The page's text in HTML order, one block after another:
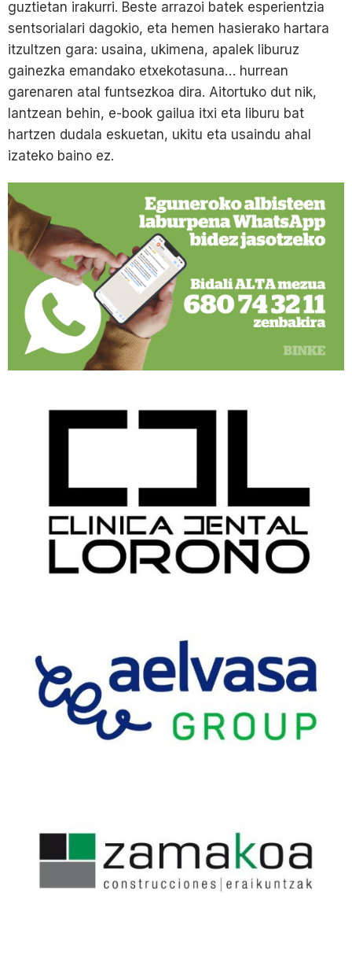
guztietan irakurri. Beste arrazoi batek esperientzia
sentsorialari dagokio, eta hemen hasierako hartara
itzultzen gara: usaina, ukimena, apalek liburuz
gainezka emandako etxekotasuna… hurrean
garenaren atal funtsezkoa dira. Aitortuko dut nik,
lantzean behin, e-book gailua itxi eta liburu bat
hartzen dudala eskuetan, ukitu eta usaindu ahal
izateko baino ez.